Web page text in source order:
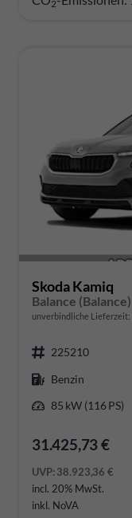
2
Skoda Kamiq
unverbindliche Lieferzeit:
225210
Benzin
85 kW (116 PS)
31.425,73 €
UVP:38.923,36 €
incl. 20% MwSt.
inkl. NoVA